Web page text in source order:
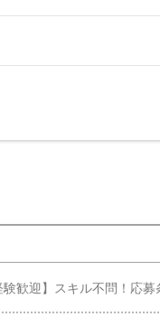
験歓迎】スキル不問！応